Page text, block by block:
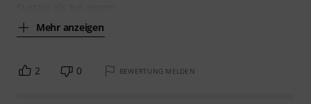
Mehr anzeigen
2 0 BEWERTUNG MELDEN